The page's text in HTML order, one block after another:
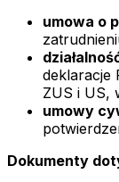
umowa o
deklaracje
ZUS i US,
umowy
Dokumenty